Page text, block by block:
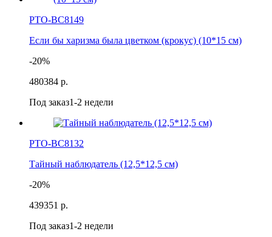
РТО-ВС8149
Если бы харизма была цветком (крокус) (10*15 см)
-20%
480384 р.
Под заказ1-2 недели
РТО-ВС8132
Тайный наблюдатель (12,5*12,5 см)
-20%
439351 р.
Под заказ1-2 недели